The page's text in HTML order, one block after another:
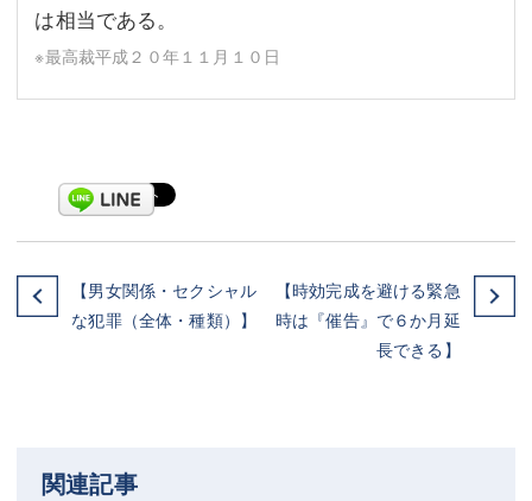
は相当である。
※最高裁平成２０年１１月１０日
【男女関係・セクシャル
な犯罪（全体・種類）】
【時効完成を避ける緊急
時は『催告』で６か月延
長できる】
関連記事